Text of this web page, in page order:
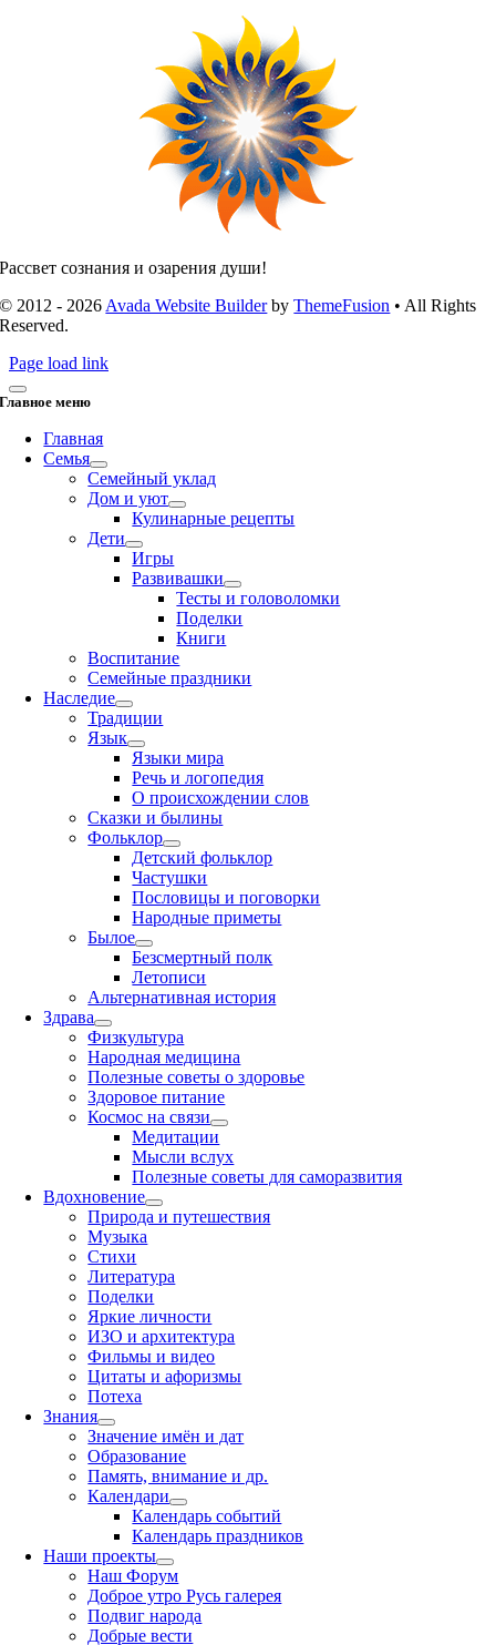
Рассвет сознания и озарения души!
© 2012 - 2026 Avada Website BuilderbyThemeFusion • All Rights
Reserved.
Page load link
Главное меню
Главная
Семья
Семейный уклад
Дом и уют
Кулинарные рецепты
Дети
Игры
Развивашки
Тесты и головоломки
Поделки
Книги
Воспитание
Семейные праздники
Наследие
Традиции
Язык
Языки мира
Речь и логопедия
О происхождении слов
Сказки и былины
Фольклор
Детский фольклор
Частушки
Пословицы и поговорки
Народные приметы
Былое
Безсмертный полк
Летописи
Альтернативная история
Здрава
Физкультура
Народная медицина
Полезные советы о здоровье
Здоровое питание
Космос на связи
Медитации
Мысли вслух
Полезные советы для саморазвития
Вдохновение
Природа и путешествия
Музыка
Стихи
Литература
Поделки
Яркие личности
ИЗО и архитектура
Фильмы и видео
Цитаты и афоризмы
Потеха
Знания
Значение имён и дат
Образование
Память, внимание и др.
Календари
Календарь событий
Календарь праздников
Наши проекты
Наш Форум
Доброе утро Русь галерея
Подвиг народа
Добрые вести